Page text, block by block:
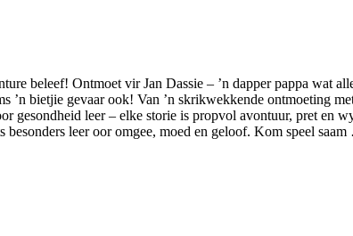
beleef! Ontmoet vir Jan Dassie – ’n dapper pappa wat
bietjie gevaar ook! Van ’n skrikwekkende ontmoeting
gesondheid leer – elke storie is propvol avontuur, pret en
leer oor omgee, moed en geloof. Kom speel